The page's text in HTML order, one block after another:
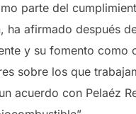
parte del
afirmado después
y su fomento como
sobre los que
acuerdo con Pelaéz